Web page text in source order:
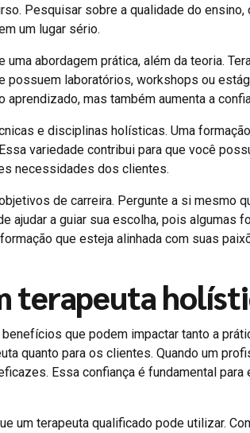
Pesquisar sobre a qualidade do
um lugar sério.
abordagem prática, além da teoria.
possuem laboratórios, workshops ou
aprendizado, mas também aumenta a
e disciplinas holísticas. Uma
variedade contribui para que você
necessidades dos clientes.
de carreira. Pergunte a si mesmo
ajudar a guiar sua escolha, pois
que esteja alinhada com suas
terapeuta
que podem impactar tanto a
quanto para os clientes. Quando um
Essa confiança é fundamental
um terapeuta qualificado pode utilizar.